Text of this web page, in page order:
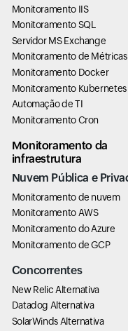
Monitoramento IIS
Monitoramento SQL
Servidor MS Exchange
Monitoramento de Métricas
Monitoramento Docker
Monitoramento Kubernetes
Automação de TI
Monitoramento Cron
Monitoramento da
infraestrutura
Nuvem Pública e
Monitoramento de nuvem
Monitoramento AWS
Monitoramento do Azure
Monitoramento de GCP
Concorrentes
New Relic Alternativa
Datadog Alternativa
SolarWinds Alternativa